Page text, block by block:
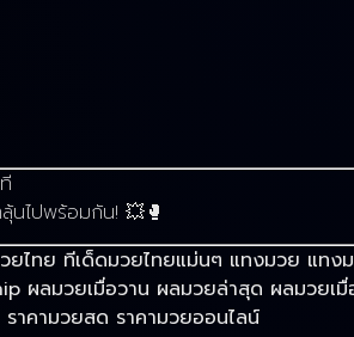
นไปพร้อมกัน! 💥🥊
ไทย ทีเด็ดมวยไทยแม่นๆ แทงมวย แทง
ลมวยเมื่อวาน ผลมวยล่าสุด ผลมวยเมื่อ
าคามวยสด ราคามวยออนไลน์